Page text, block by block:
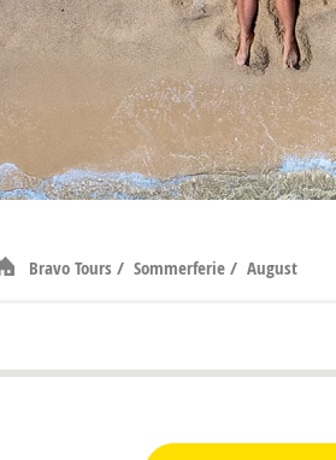
Bravo Tours / Sommerferie/ August